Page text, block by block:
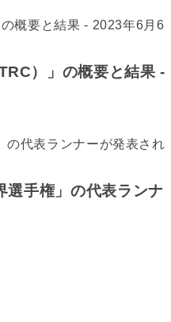
）」の概要と結果 -
手権」の代表ランナ